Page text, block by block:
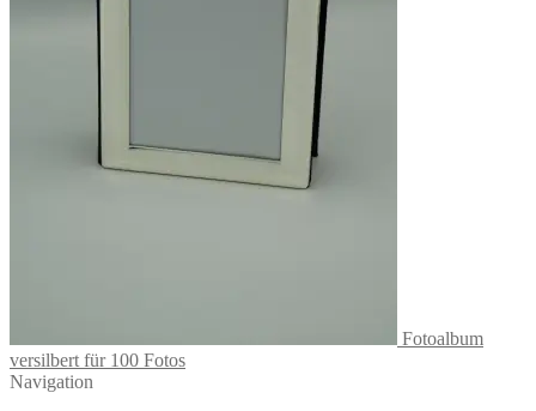
Fotoalbum
versilbert für 100 Fotos
Navigation